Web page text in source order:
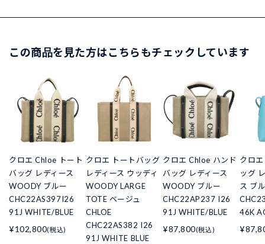
この商品を見た方はこちらもチェックしています
クロエ Chloe トート
バッグ レディース
WOODY ブルー
CHC22AS397I26
91J WHITE/BLUE
¥102,800(税込)
クロエ トートバッグ
レディース ウッディ
WOODY LARGE
TOTE ベージュ
CHLOE
CHC22AS382 I26
91J WHITE BLUE
クロエ Chloe ハンド
バッグ レディース
WOODY ブルー
CHC22AP237 I26
91J WHITE/BLUE
¥87,800(税込)
クロ
ッグ
ス ブ
46K